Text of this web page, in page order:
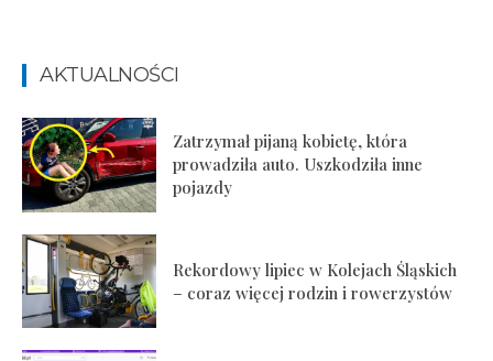
AKTUALNOŚCI
Zatrzymał pijaną kobietę, która
prowadziła auto. Uszkodziła inne
pojazdy
Rekordowy lipiec w Kolejach Śląskich
– coraz więcej rodzin i rowerzystów